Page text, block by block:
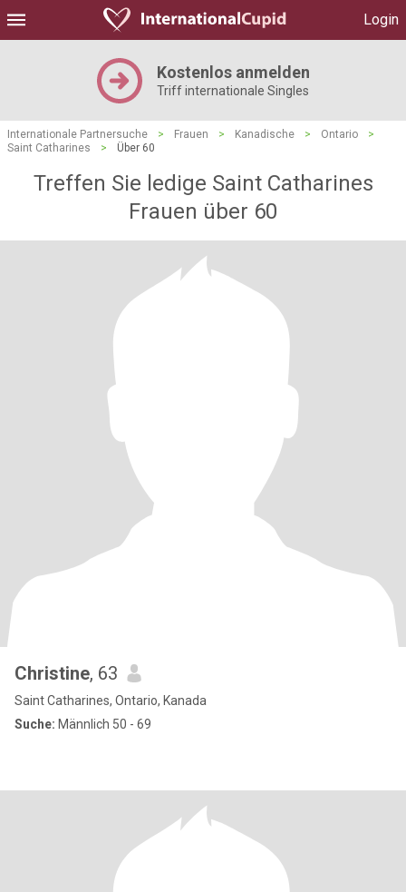
Login
Kostenlos anmelden
Triff internationale Singles
Internationale Partnersuche > Frauen > Kanadische > Ontario
>
Saint Catharines
> Über 60
Treffen Sie ledige Saint Catharines
Frauen über 60
Christine, 63
Saint Catharines, Ontario, Kanada
Suche: Männlich 50 - 69